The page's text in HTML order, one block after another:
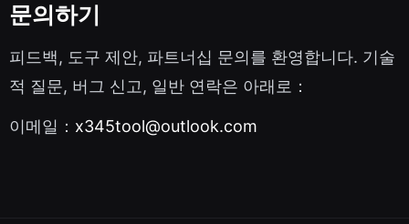
문의하기
피드백, 도구 제안, 파트너십 문의를 환영합니다. 기술
적 질문, 버그 신고, 일반 연락은 아래로：
이메일： x345tool@outlook.com